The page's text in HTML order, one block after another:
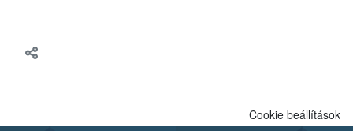
Cookie beállítások